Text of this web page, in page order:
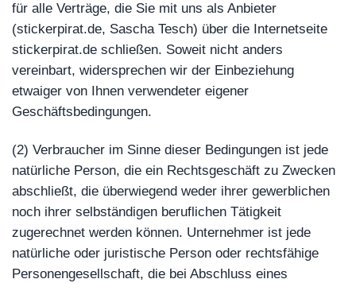
für alle Verträge, die Sie mit uns als Anbieter
(stickerpirat.de, Sascha Tesch) über die Internetseite
stickerpirat.de schließen. Soweit nicht anders
vereinbart, widersprechen wir der Einbeziehung
etwaiger von Ihnen verwendeter eigener
Geschäftsbedingungen.
(2) Verbraucher im Sinne dieser Bedingungen ist jede
natürliche Person, die ein Rechtsgeschäft zu Zwecken
abschließt, die überwiegend weder ihrer gewerblichen
noch ihrer selbständigen beruflichen Tätigkeit
zugerechnet werden können. Unternehmer ist jede
natürliche oder juristische Person oder rechtsfähige
Personengesellschaft, die bei Abschluss eines